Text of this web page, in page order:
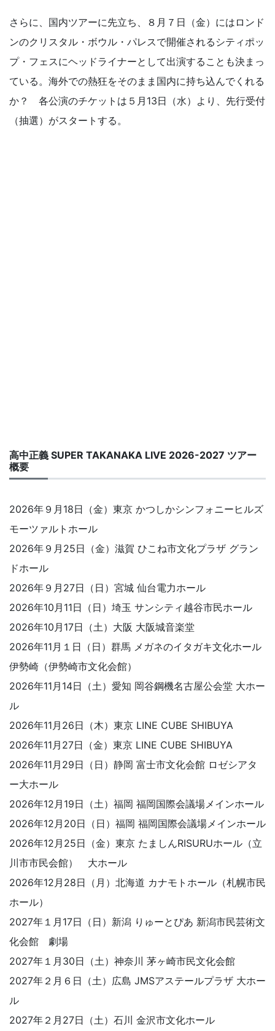
さらに、国内ツアーに先立ち、８月７日（金）にはロンド
ンのクリスタル・ボウル・パレスで開催されるシティポッ
プ・フェスにヘッドライナーとして出演することも決まっ
ている。海外での熱狂をそのまま国内に持ち込んでくれる
か？ 各公演のチケットは５月13日（水）より、先行受付
（抽選）がスタートする。
高中正義 SUPER TAKANAKA LIVE 2026-2027 ツアー
概要
2026年９月18日（金）東京 かつしかシンフォニーヒルズ
モーツァルトホール
2026年９月25日（金）滋賀 ひこね市文化プラザ グラン
ドホール
2026年９月27日（日）宮城 仙台電力ホール
2026年10月11日（日）埼玉 サンシティ越谷市民ホール
2026年10月17日（土）大阪 大阪城音楽堂
2026年11月１日（日）群馬 メガネのイタガキ文化ホール
伊勢崎（伊勢崎市文化会館）
2026年11月14日（土）愛知 岡谷鋼機名古屋公会堂 大ホー
ル
2026年11月26日（木）東京 LINE CUBE SHIBUYA
2026年11月27日（金）東京 LINE CUBE SHIBUYA
2026年11月29日（日）静岡 富士市文化会館 ロゼシアタ
ー大ホール
2026年12月19日（土）福岡 福岡国際会議場メインホール
2026年12月20日（日）福岡 福岡国際会議場メインホール
2026年12月25日（金）東京 たましんRISURUホール（立
川市市民会館） 大ホール
2026年12月28日（月）北海道 カナモトホール（札幌市民
ホール）
2027年１月17日（日）新潟 りゅーとぴあ 新潟市民芸術文
化会館 劇場
2027年１月30日（土）神奈川 茅ヶ崎市民文化会館
2027年２月６日（土）広島 JMSアステールプラザ 大ホー
ル
2027年２月27日（土）石川 金沢市文化ホール